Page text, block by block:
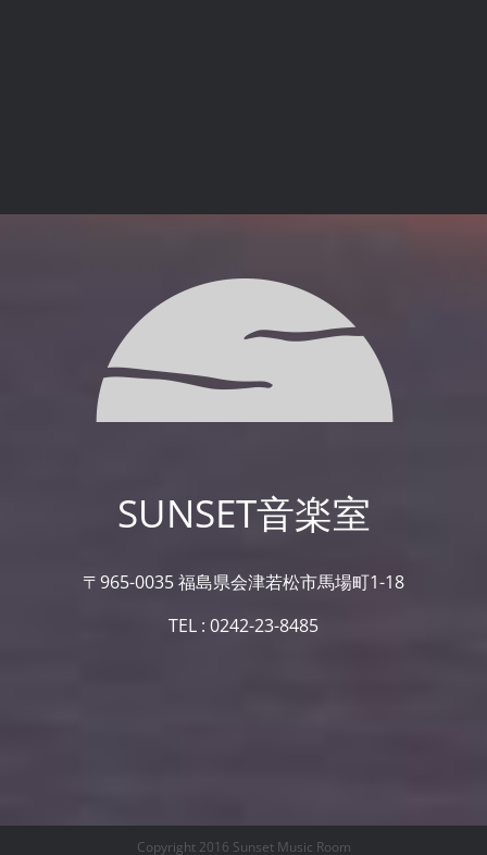
SUNSET音楽室
〒965-0035 福島県会津若松市馬場町1-18
TEL : 0242-23-8485
Copyright 2016 Sunset Music Room